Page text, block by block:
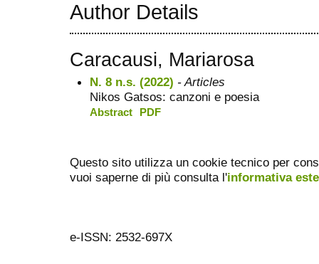
Author Details
Caracausi, Mariarosa
N. 8 n.s. (2022) - Articles
Nikos Gatsos: canzoni e poesia
Abstract PDF
Questo sito utilizza un cookie tecnico per
vuoi saperne di più consulta l'informativa
e-ISSN: 2532-697X